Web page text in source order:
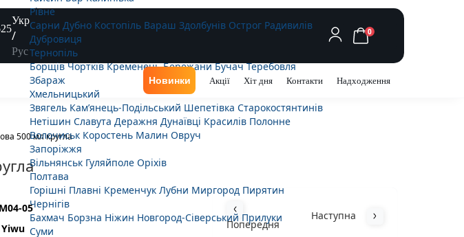
Укр
/
Рус
Рівне
Сарни Дубно Костопіль Вараш Здолбунів Острог Радивилів
Дубровиця
Тернопіль
Борщів Чортків Кременець Бережани Бучач Теребовля
Збараж
Хмельницький
Звягель Кам’янець-Подільський Шепетівка Старокостянтинів
Нетішин Славута Деражня Дунаївці Красилів Полонне
Волочиськ Коростень Малин Овруч
Запоріжжя
Вільнянськ Гуляйполе Оріхів
Полтава
Горішні Плавні Кременчук Лубни Миргород Пирятин
Чернігів
Бахмач Борзна Ніжин Новгород-Сіверський Прилуки
Суми
0
Новинки Акції Хіт дня Контакти Надходження
500 мл кругла
05
Yiwu Попередня
Наступна